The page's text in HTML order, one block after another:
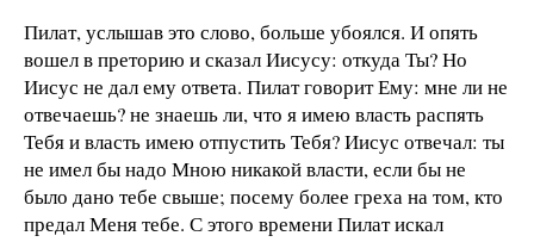
Пилат, услышав это слово, больше убоялся. И опять
вошел в преторию и сказал Иисусу: откуда Ты? Но
Иисус не дал ему ответа. Пилат говорит Ему: мне ли не
отвечаешь? не знаешь ли, что я имею власть распять
Тебя и власть имею отпустить Тебя? Иисус отвечал: ты
не имел бы надо Мною никакой власти, если бы не
было дано тебе свыше; посему более греха на том, кто
предал Меня тебе. С этого времени Пилат искал